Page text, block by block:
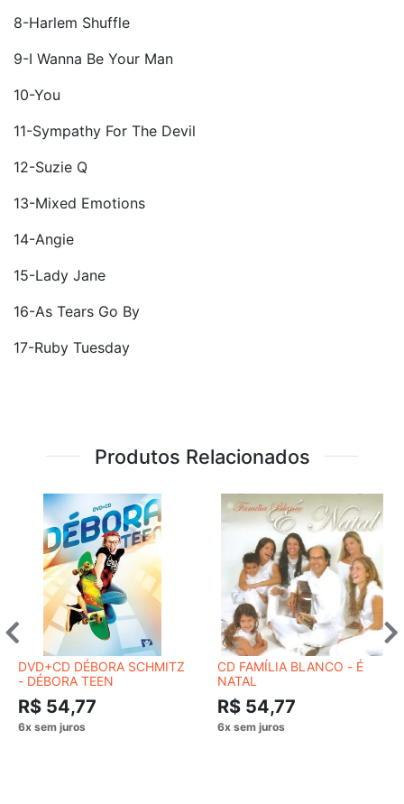
8-Harlem Shuffle
9-I Wanna Be Your Man
10-You
11-Sympathy For The Devil
12-Suzie Q
13-Mixed Emotions
14-Angie
15-Lady Jane
16-As Tears Go By
17-Ruby Tuesday
Produtos Relacionados
DVD+CD DÉBORA SCHMITZ
- DÉBORA TEEN
R$ 54,77
CD FAMÍLIA BLANCO - É
NATAL
R$ 54,77